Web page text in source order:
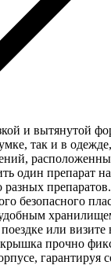
и вытянутой
так и в
один препарат
разных
безопасного
или визите
прочно
гарантируя